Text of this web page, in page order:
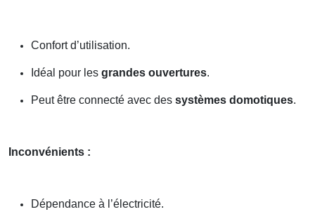
Confort d’utilisation.
Idéal pour les grandes ouvertures.
Peut être connecté avec des systèmes domotiques.
Inconvénients :
Dépendance à l’électricité.